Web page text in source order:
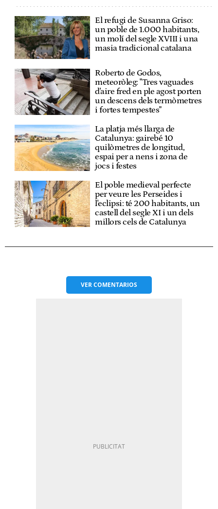
El refugi de Susanna Griso:
un poble de 1.000 habitants,
un molí del segle XVIII i una
masia tradicional catalana
Roberto de Godos,
meteoròleg: "Tres vaguades
d'aire fred en ple agost porten
un descens dels termòmetres
i fortes tempestes"
La platja més llarga de
Catalunya: gairebé 10
quilòmetres de longitud,
espai per a nens i zona de
jocs i festes
El poble medieval perfecte
per veure les Perseides i
l'eclipsi: té 200 habitants, un
castell del segle XI i un dels
millors cels de Catalunya
VERCOMENTARIOS